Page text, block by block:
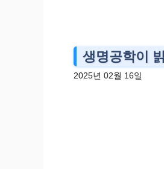
생명공학이
2025년 02월 16일